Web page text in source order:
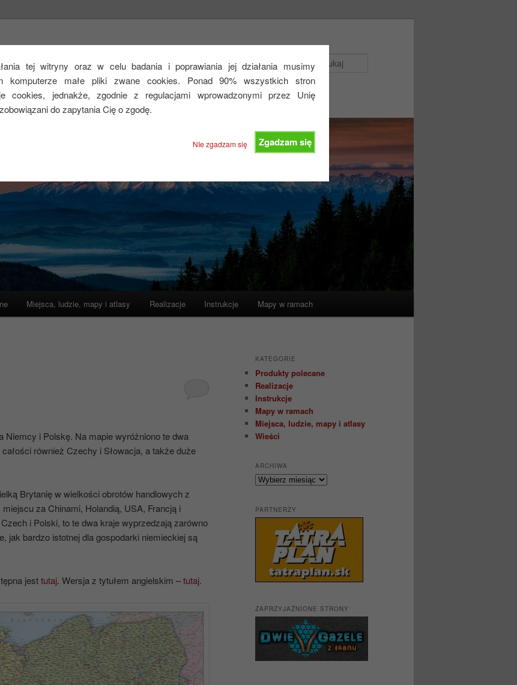
tej witryny oraz w celu badania i poprawiania jej działania musimy
komputerze małe pliki zwane cookies. Ponad 90% wszystkich stron
cookies, jednakże, zgodnie z regulacjami wprowadzonymi przez Unię
do zapytania Cię o zgodę.
Zgadzam się
NIe zgadzam się
Miejsca, ludzie, mapy i atlasy Realizacje Instrukcje Mapy w ramach
Niemcy i Polskę. Na mapie wyróżniono te dwa
również Czechy i Słowacja, a także duże
Brytanię w wielkości obrotów handlowych z
za Chinami, Holandią, USA, Francją i
i Polski, to te dwa kraje wyprzedzają zarówno
jak bardzo istotnej dla gospodarki niemieckiej są
jesttutaj. Wersja z tytułem angielskim –tutaj.
KATEGORIE
Produkty polecane
Realizacje
Instrukcje
Mapy w ramach
Miejsca, ludzie, mapy i atlasy
Wieści
ARCHIWA
Archiwa
PARTNERZY
ZAPRZYJAŹNIONE STRONY